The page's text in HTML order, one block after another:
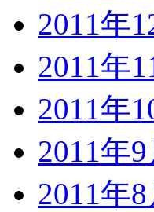
2011年
2011年
2011年
2011年
2011年